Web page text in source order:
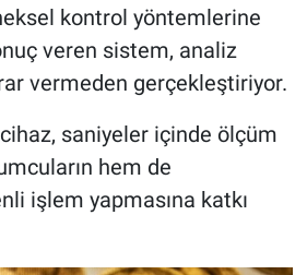
kontrol yöntemlerine
veren sistem, analiz
vermeden gerçekleştiriyor.
saniyeler içinde ölçüm
hem de
işlem yapmasına katkı